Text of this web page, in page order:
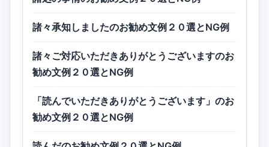
諸々承知しましたのお勧め文例２０選とNG例
諸々ご対応いただきありがとうございますのお
勧め文例２０選とNG例
「読んでいただきありがとうございます」のお
勧め文例２０選とNG例